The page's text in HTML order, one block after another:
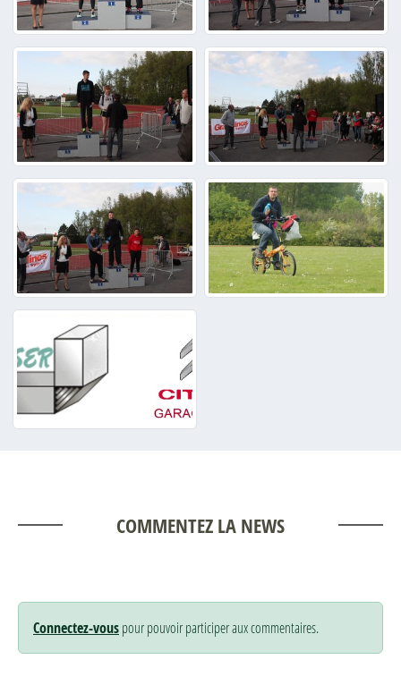
COMMENTEZ LA NEWS
Connectez-vouspour pouvoir participer aux commentaires.